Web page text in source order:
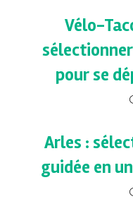
Vélo-
pour se
Arles :
guidée en